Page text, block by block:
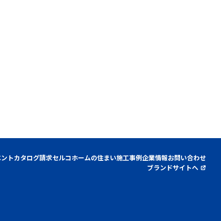
トカタログ請求セルコホームの住まい施工事例企業情報お問い合わせ
ブランドサイトへ